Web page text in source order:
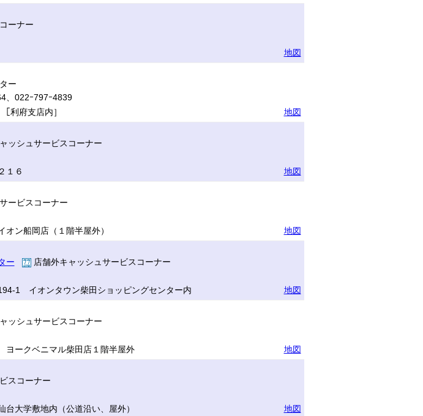
ーナー
地図
ー
、022ｰ797ｰ4839
利府支店内］
地図
ッシュサービスコーナー
１６
地図
ービスコーナー
ン船岡店（１階半屋外）
地図
ー
店舗外キャッシュサービスコーナー
1 イオンタウン柴田ショッピングセンター内
地図
ッシュサービスコーナー
ークベニマル柴田店１階半屋外
地図
スコーナー
大学敷地内（公道沿い、屋外）
地図